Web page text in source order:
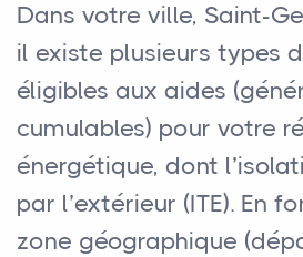
Dans votre ville, Saint-
il existe plusieurs types
éligibles aux aides
cumulables) pour votre
énergétique, dont
par l’extérieur (ITE). En
zone géographique